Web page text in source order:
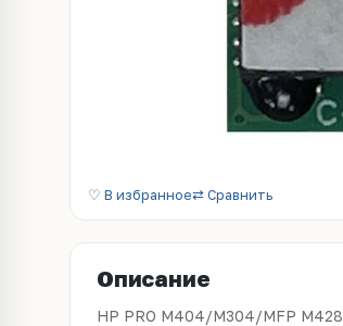
♡ В избранное⇄ Сравнить
Описание
HP PRO M404/M304/MFP M428